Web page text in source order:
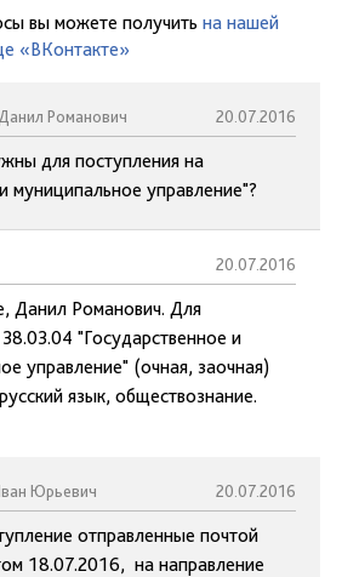
вы можете получить на нашей
«ВКонтакте»
Романович 20.07.2016
для поступления на
муниципальное управление"?
20.07.2016
Данил Романович. Для
"Государственное и
управление" (очная, заочная)
язык, обществознание.
Юрьевич 20.07.2016
отправленные почтой
18.07.2016, на направление